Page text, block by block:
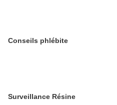
Conseils phlébite
Surveillance Résine